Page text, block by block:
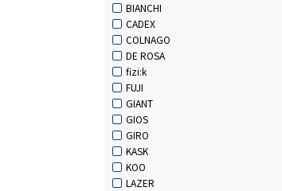
BIANCHI
CADEX
COLNAGO
DE ROSA
fizi:k
FUJI
GIANT
GIOS
GIRO
KASK
KOO
LAZER